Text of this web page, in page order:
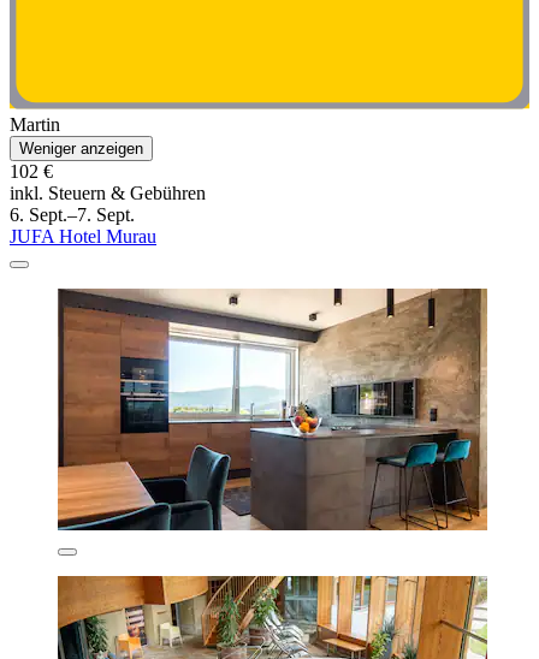
Martin
Weniger anzeigen
102 €
inkl. Steuern & Gebühren
6. Sept.–7. Sept.
JUFA Hotel Murau